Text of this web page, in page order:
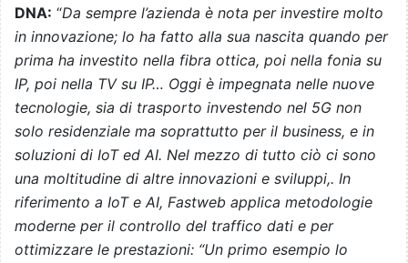
DNA: “Da sempre l’azienda è nota per investire molto
in innovazione; lo ha fatto alla sua nascita quando per
prima ha investito nella fibra ottica, poi nella fonia su
IP, poi nella TV su IP… Oggi è impegnata nelle nuove
tecnologie, sia di trasporto investendo nel 5G non
solo residenziale ma soprattutto per il business, e in
soluzioni di IoT ed AI. Nel mezzo di tutto ciò ci sono
una moltitudine di altre innovazioni e sviluppi,. In
riferimento a IoT e AI, Fastweb applica metodologie
moderne per il controllo del traffico dati e per
ottimizzare le prestazioni: “Un primo esempio lo